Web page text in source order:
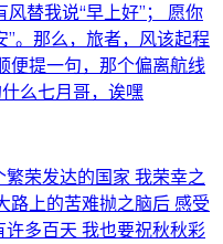
替我说“早上好”； 愿你
。那么，旅者，风该起程
便提一句，那个偏离航线
么七月哥，诶嘿
荣发达的国家 我荣幸之
路上的苦难抛之脑后 感受
多百天 我也要祝秋秋彩